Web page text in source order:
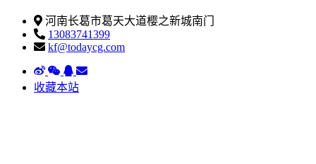
河南长葛市葛天大道樱之新城南门
13083741399
kf@todaycg.com
收藏本站